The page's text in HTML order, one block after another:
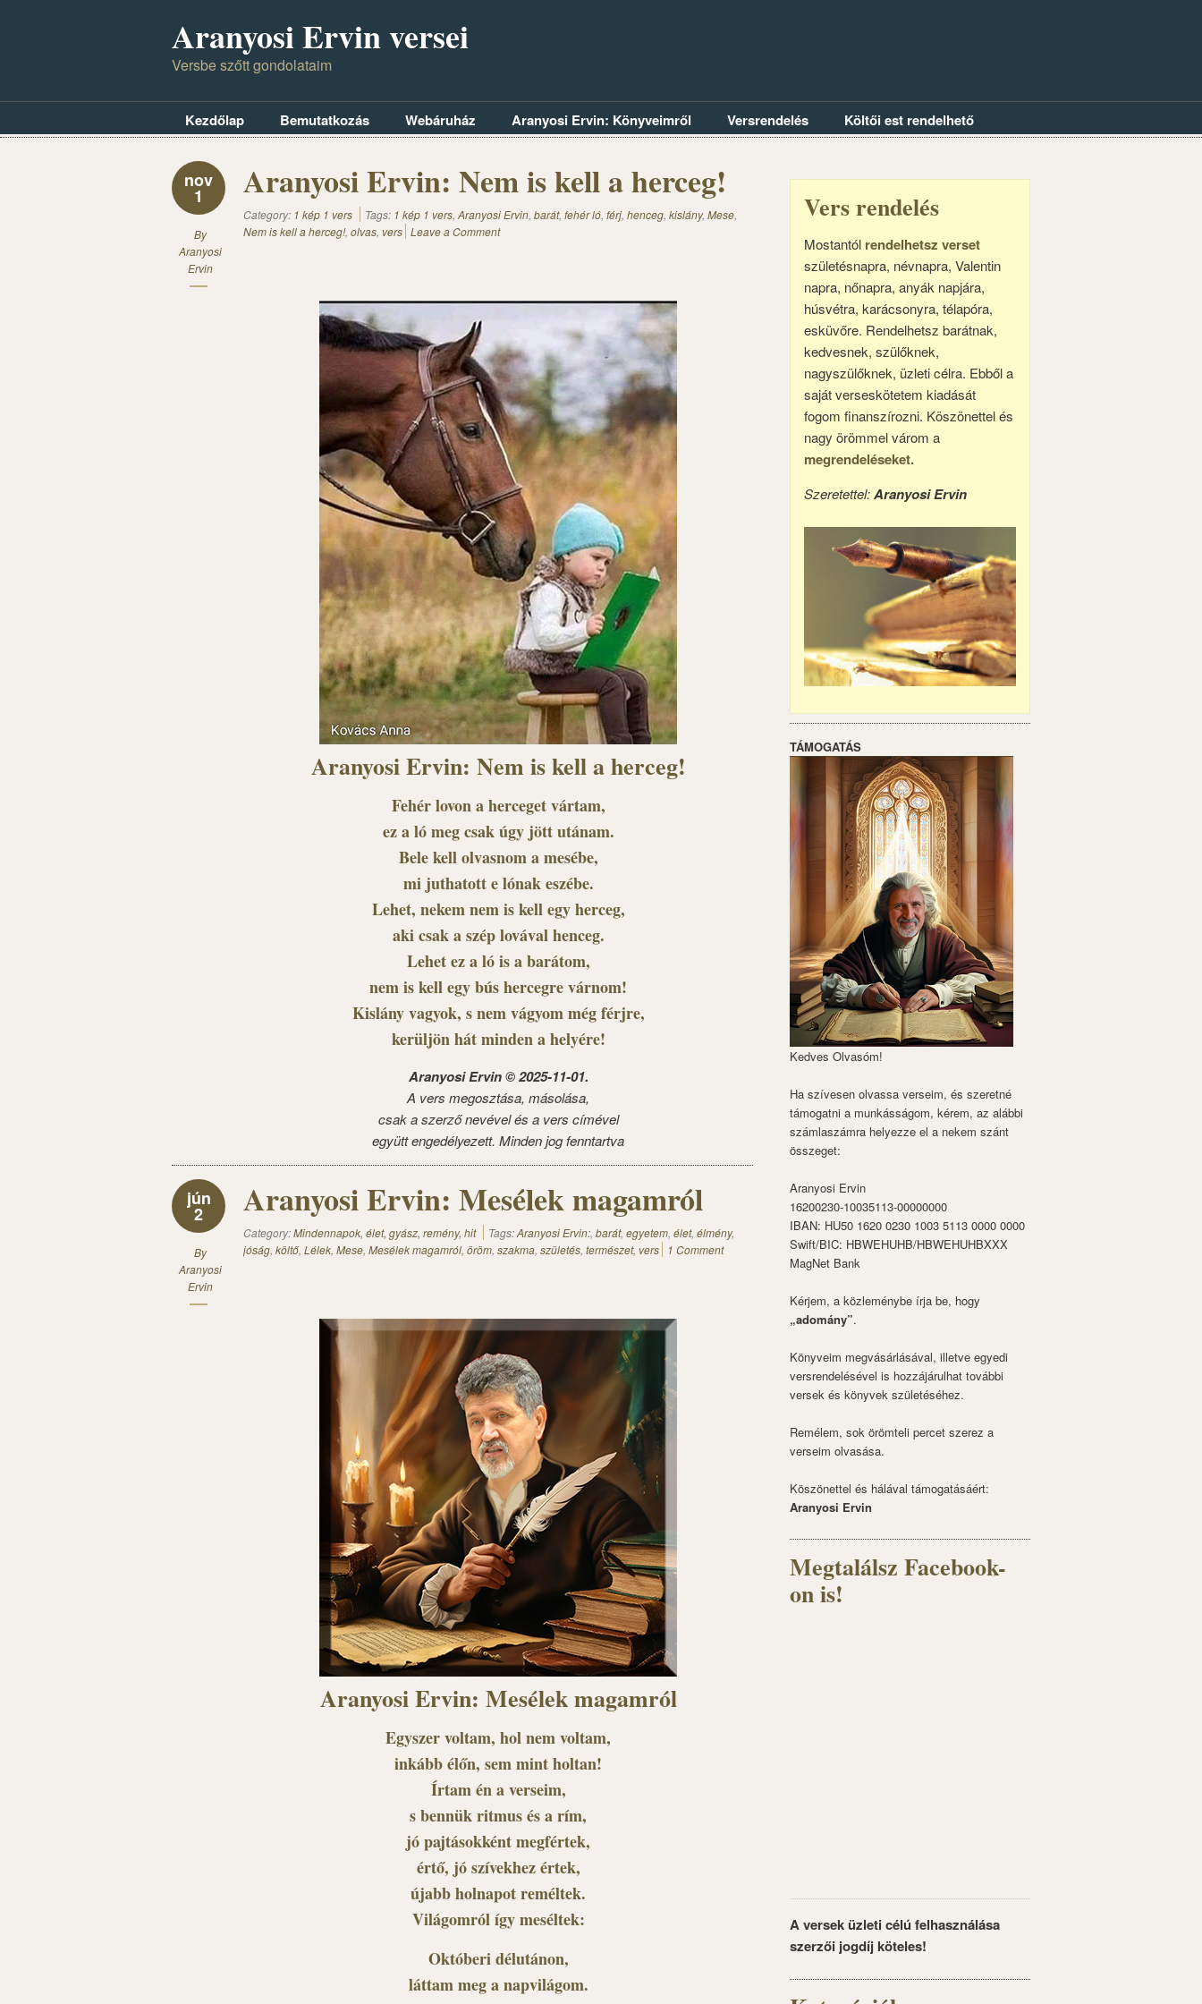
Aranyosi Ervin versei
Versbe szőtt gondolataim
Kezdőlap Bemutatkozás Webáruház Aranyosi Ervin: Könyveimről Versrendelés Költői est rendelhető
nov
1
By
Aranyosi
Ervin
Aranyosi Ervin: Nem is kell a herceg!
Category: 1 kép 1 vers Tags: 1 kép 1 vers, Aranyosi Ervin, barát, fehér ló, férj, henceg, kislány, Mese,
Nem is kell a herceg!, olvas, vers Leave a Comment
Aranyosi Ervin: Nem is kell a herceg!
Fehér lovon a herceget vártam,
ez a ló meg csak úgy jött utánam.
Bele kell olvasnom a mesébe,
mi juthatott e lónak eszébe.
Lehet, nekem nem is kell egy herceg,
aki csak a szép lovával henceg.
Lehet ez a ló is a barátom,
nem is kell egy bús hercegre várnom!
Kislány vagyok, s nem vágyom még férjre,
kerüljön hát minden a helyére!
Aranyosi Ervin © 2025-11-01.
A vers megosztása, másolása,
csak a szerző nevével és a vers címével
együtt engedélyezett. Minden jog fenntartva
jún
2
By
Aranyosi
Ervin
Aranyosi Ervin: Mesélek magamról
Category:Mindennapok, élet, gyász, remény, hit Tags:Aranyosi Ervin:, barát, egyetem, élet, élmény,
jóság, költő, Lélek, Mese, Mesélek magamról, öröm, szakma, születés, természet, vers 1 Comment
Aranyosi Ervin: Mesélek magamról
Egyszer voltam, hol nem voltam,
inkább élőn, sem mint holtan!
Írtam én a verseim,
s bennük ritmus és a rím,
jó pajtásokként megfértek,
értő, jó szívekhez értek,
újabb holnapot reméltek.
Világomról így meséltek:
Októberi délutánon,
láttam meg a napvilágom.
Vers rendelés
Mostantól rendelhetsz verset
születésnapra, névnapra, Valentin
napra, nőnapra, anyák napjára,
húsvétra, karácsonyra, télapóra,
esküvőre. Rendelhetsz barátnak,
kedvesnek, szülőknek,
nagyszülőknek, üzleti célra. Ebből a
saját verseskötetem kiadását
fogom finanszírozni. Köszönettel és
nagy örömmel várom a
megrendeléseket.
Szeretettel:Aranyosi Ervin
TÁMOGATÁS
Kedves Olvasóm!
Ha szívesen olvassa verseim, és szeretné
támogatni a munkásságom, kérem, az alábbi
számlaszámra helyezze el a nekem szánt
összeget:
Aranyosi Ervin
16200230-10035113-00000000
IBAN: HU50 1620 0230 1003 5113 0000 0000
Swift/BIC: HBWEHUHB/HBWEHUHBXXX
MagNet Bank
Kérjem, a közleménybe írja be, hogy
„adomány”.
Könyveim megvásárlásával, illetve egyedi
versrendelésével is hozzájárulhat további
versek és könyvek születéséhez.
Remélem, sok örömteli percet szerez a
verseim olvasása.
Köszönettel és hálával támogatásáért:
Aranyosi Ervin
Megtalálsz Facebook-
on is!
A versek üzleti célú felhasználása
szerzői jogdíj köteles!